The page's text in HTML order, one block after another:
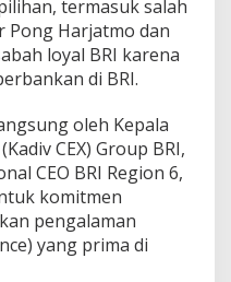
termasuk salah
Pong Harjatmo dan
loyal BRI karena
di BRI.
oleh Kepala
CEX) Group BRI,
CEO BRI Region 6,
komitmen
pengalaman
yang prima di